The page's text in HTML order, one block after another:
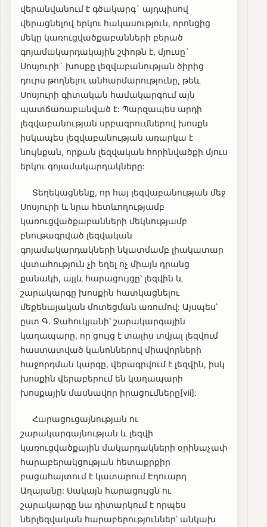
վերանվանում է գծակարգ` այդպիսով
վերացնելով երկու հակասություն, որոնցից
մեկը կառուցվածքաբանների բերած
գոյամակարդակային շփոթն է, մյուսը`
Սոսյուրի` խոսքը լեզվաբանության ծիրից
դուրս թողնելու անհարմարությունը, թեև
Սոսյուրի գիտական համակարգում այն
պատճառաբանված է: Պարզապես արդի
լեզվաբանության սրբագրումներով խոսքն
իսկապես լեզվաբանության առարկա է
նույնքան, որքան լեզվական հորինվածքի մյուս
երկու գոյամակարդակները:
Տեղեկացնենք, որ հայ լեզվաբանության մեջ
Սոսյուրի և նրա հետևողությամբ
կառուցվածքաբանների մեկնությամբ
բնութագրված լեզվական
գոյամակարդակների նկատմամբ լիակատար
վստահություն չի եղել ոչ միայն դրանց
քանակի, այլև հարացույցը՝ լեզվին և
շարակարգը խոսքին հատկացնելու
մեքենայական մոտեցման առումով: Այսպես՝
ըստ Գ. Ջահուկյանի՝ շարակարգային
կաղապարը, որ ցույց է տալիս տվյալ լեզվում
հաստատված կանոններով միավորների
հաջորդման կարգը, վերագրվում է լեզվին, իսկ
խոսքին վերաբերում են կաղապարի
խոսքային մասնավոր իրացումները[vii]:
Հարացուցայնության ու
շարակարգայնության և լեզվի
կառուցվածքային մակարդակների օրինաչափ
հարաբերակցության հետաքրքիր
բացահայտում է կատարում Էդուարդ
Աղայանը: Սակայն հարացույցն ու
շարակարգը նա դիտարկում է որպես
ներլեզվական հարաբերություններ՝ անկախ